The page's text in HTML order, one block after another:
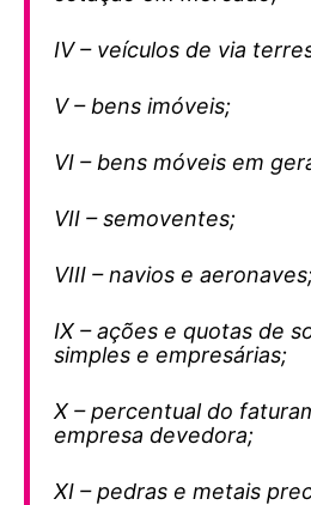
IV – veículos de via
V – bens imóveis;
VI – bens móveis em
VII – semoventes;
VIII – navios e
IX – ações e quotas de
simples e empresárias;
X – percentual do
empresa devedora;
XI – pedras e metais